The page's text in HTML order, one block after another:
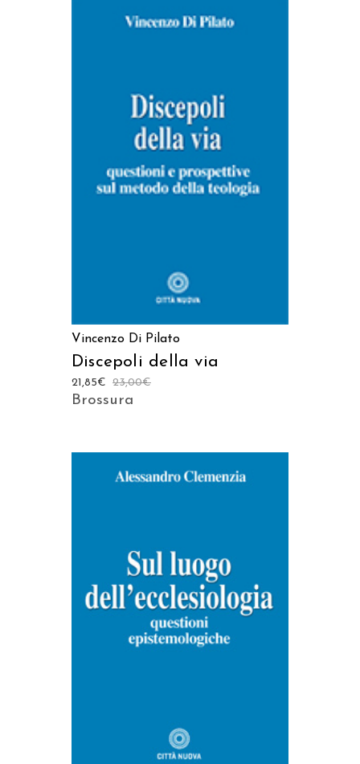
Vincenzo Di Pilato
Discepoli della via
23,00€
21,85€
Brossura
AGGIUNGI AL CARRELLO